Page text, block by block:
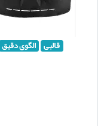
قالبی الگوی دقیق